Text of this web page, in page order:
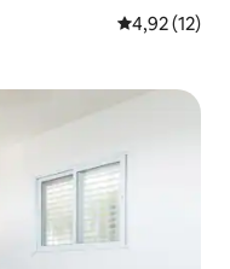
4,92 (12)